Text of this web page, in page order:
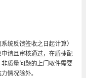
统反馈签收之日起计算）
请且审核通过，在盾捷配
质量问题的上门取件需要
情况除外。